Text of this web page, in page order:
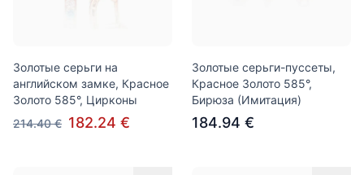
Золотые серьги на
английском замке, Красное
Золото 585°, Цирконы
214.40 € 182.24 €
Золотые серьги-пуссеты,
Красное Золото 585°,
Бирюза (Имитация)
184.94 €